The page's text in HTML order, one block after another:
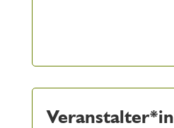
Veranstalter*in